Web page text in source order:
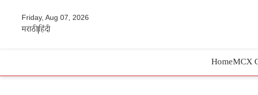
Friday, Aug 07, 2026
मराठीहिंदी
HomeMCX